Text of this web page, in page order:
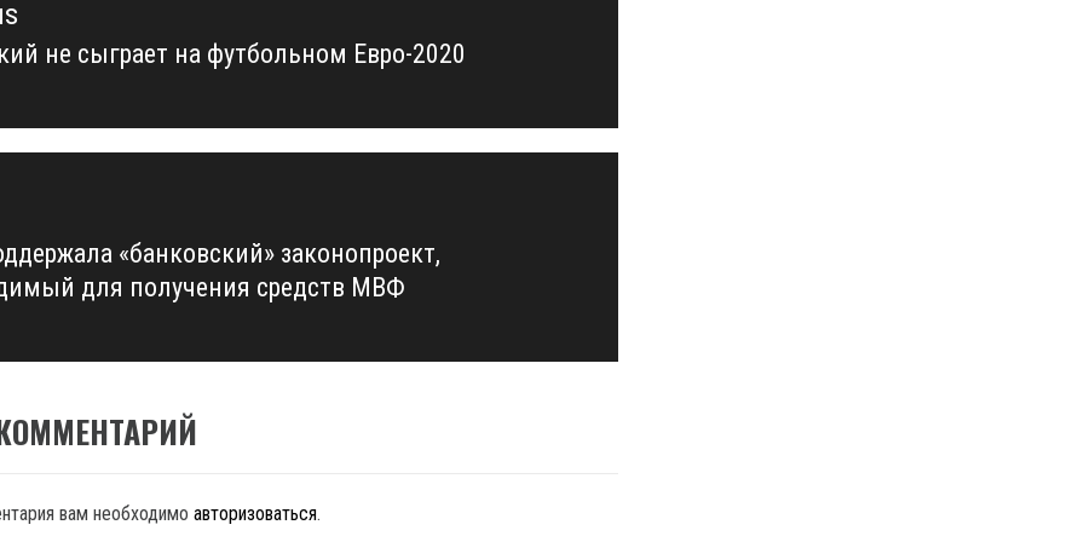
не сыграет на футбольном Евро-2020
«банковский» законопроект,
для получения средств МВФ
вам необходимо авторизоваться.